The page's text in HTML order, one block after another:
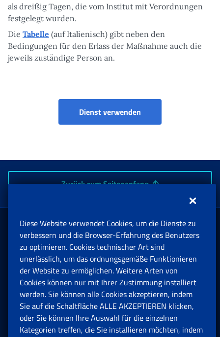
als dreißig Tagen, die vom Institut mit Verordnungen
festgelegt wurden.
Die Tabelle (auf Italienisch) gibt neben den
Bedingungen für den Erlass der Maßnahme auch die
jeweils zuständige Person an.
Dienst verwenden
Zurück zum Seitenanfang
Rente und Sozialversicherung
Arbeit
Beihilfen, Subventionen und Entschädigungen
Unternehmen und Freiberufler
Diese Website verwendet Cookies, um die Dienste zu
verbessern und die Browser-Erfahrung des Benutzers
zu optimieren. Cookies technischer Art sind
unerlässlich, um das ordnungsgemäße Funktionieren
der Website zu ermöglichen. Weitere Arten von
Cookies können nur mit Ihrer Zustimmung installiert
werden. Sie können alle Cookies akzeptieren, indem
Sie auf die Schaltfläche ALLE AKZEPTIEREN klicken,
oder Sie können Ihre Auswahl für die einzelnen
Kategorien treffen, die Sie installieren möchten, indem